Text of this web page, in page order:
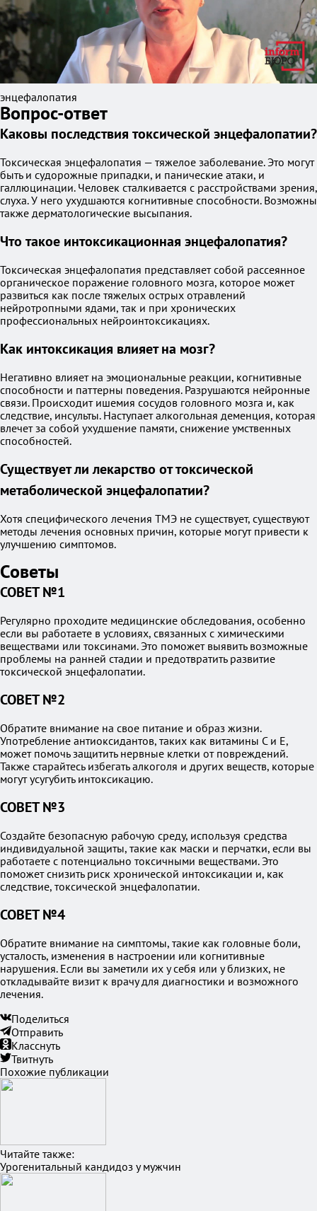
энцефалопатия
Вопрос-ответ
Каковы последствия токсической энцефалопатии?
Токсическая энцефалопатия — тяжелое заболевание. Это могут
быть и судорожные припадки, и панические атаки, и
галлюцинации. Человек сталкивается с расстройствами зрения,
слуха. У него ухудшаются когнитивные способности. Возможны
также дерматологические высыпания.
Что такое интоксикационная энцефалопатия?
Токсическая энцефалопатия представляет собой рассеянное
органическое поражение головного мозга, которое может
развиться как после тяжелых острых отравлений
нейротропными ядами, так и при хронических
профессиональных нейроинтоксикациях.
Как интоксикация влияет на мозг?
Негативно влияет на эмоциональные реакции, когнитивные
способности и паттерны поведения. Разрушаются нейронные
связи. Происходит ишемия сосудов головного мозга и, как
следствие, инсульты. Наступает алкогольная деменция, которая
влечет за собой ухудшение памяти, снижение умственных
способностей.
Существует ли лекарство от токсической
метаболической энцефалопатии?
Хотя специфического лечения ТМЭ не существует, существуют
методы лечения основных причин, которые могут привести к
улучшению симптомов.
Советы
СОВЕТ №1
Регулярно проходите медицинские обследования, особенно
если вы работаете в условиях, связанных с химическими
веществами или токсинами. Это поможет выявить возможные
проблемы на ранней стадии и предотвратить развитие
токсической энцефалопатии.
СОВЕТ №2
Обратите внимание на свое питание и образ жизни.
Употребление антиоксидантов, таких как витамины C и E,
может помочь защитить нервные клетки от повреждений.
Также старайтесь избегать алкоголя и других веществ, которые
могут усугубить интоксикацию.
СОВЕТ №3
Создайте безопасную рабочую среду, используя средства
индивидуальной защиты, такие как маски и перчатки, если вы
работаете с потенциально токсичными веществами. Это
поможет снизить риск хронической интоксикации и, как
следствие, токсической энцефалопатии.
СОВЕТ №4
Обратите внимание на симптомы, такие как головные боли,
усталость, изменения в настроении или когнитивные
нарушения. Если вы заметили их у себя или у близких, не
откладывайте визит к врачу для диагностики и возможного
лечения.
Поделиться
Отправить
Класснуть
Твитнуть
Похожие публикации
Читайте также:
Урогенитальный кандидоз у мужчин